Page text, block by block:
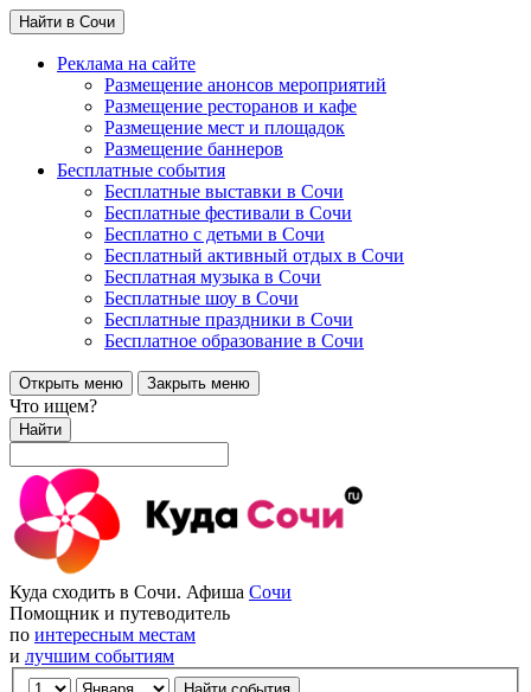
Найти в Сочи
Реклама на сайте
Размещение анонсов мероприятий
Размещение ресторанов и кафе
Размещение мест и площадок
Размещение баннеров
Бесплатные события
Бесплатные выставки в Сочи
Бесплатные фестивали в Сочи
Бесплатно с детьми в Сочи
Бесплатный активный отдых в Сочи
Бесплатная музыка в Сочи
Бесплатные шоу в Сочи
Бесплатные праздники в Сочи
Бесплатное образование в Сочи
Открыть меню Закрыть меню
Что ищем?
Найти
Куда сходить в Сочи. Афиша Сочи
Помощник и путеводитель
по интересным местам
и лучшим событиям